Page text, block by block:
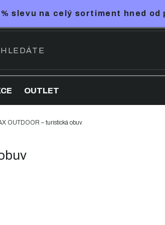
slevu na celý sortiment hned od
OUTLET
OUTDOOR – turistická obuv